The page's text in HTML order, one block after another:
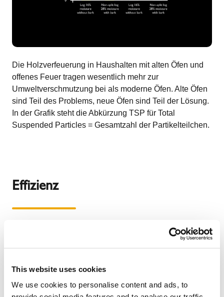
This website uses cookies
We use cookies to personalise content and ads, to
Die Holzverfeuerung in Haushalten mit alten Öfen und
offenes Feuer tragen wesentlich mehr zur
Umweltverschmutzung bei als moderne Öfen. Alte Öfen
sind Teil des Problems, neue Öfen sind Teil der Lösung.
In der Grafik steht die Abkürzung TSP für Total
Suspended Particles = Gesamtzahl der Partikelteilchen.
Effizienz